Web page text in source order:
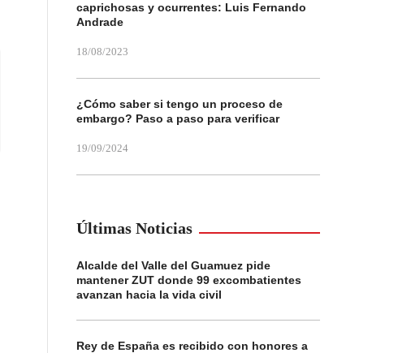
caprichosas y ocurrentes: Luis Fernando
Andrade
18/08/2023
¿Cómo saber si tengo un proceso de
embargo? Paso a paso para verificar
19/09/2024
Últimas Noticias
Alcalde del Valle del Guamuez pide
mantener ZUT donde 99 excombatientes
avanzan hacia la vida civil
Rey de España es recibido con honores a